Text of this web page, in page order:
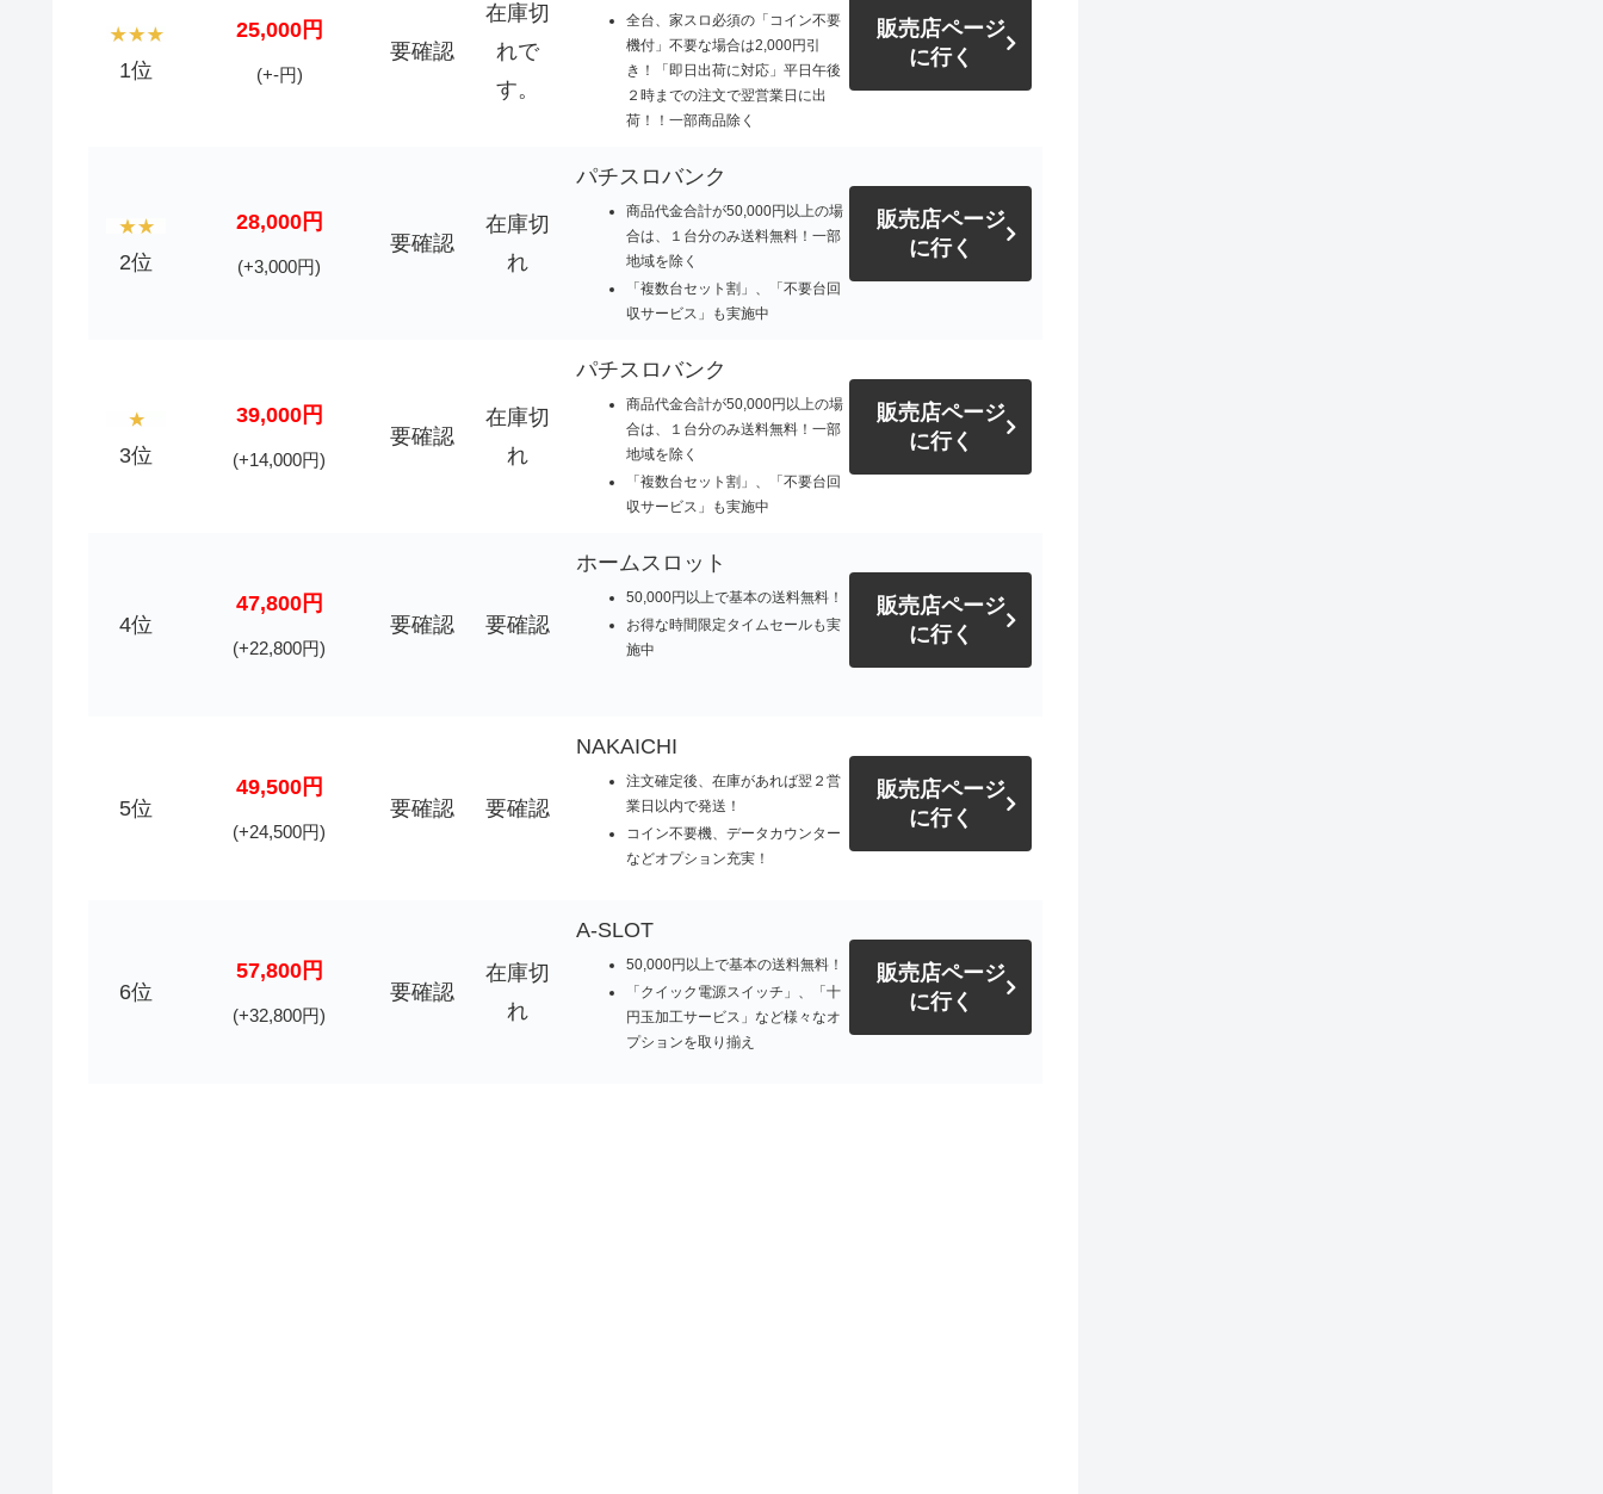
1位
25,000円
(+-円)
要確認
在庫切
れで
す。
全台、家スロ必須の「コイン不要
機付」不要な場合は2,000円引
き！「即日出荷に対応」平日午後
２時までの注文で翌営業日に出
荷！！一部商品除く
販売店ページ
に行く
2位
28,000円
(+3,000円)
要確認
在庫切
れ
パチスロバンク
商品代金合計が50,000円以上の場
合は、１台分のみ送料無料！一部
地域を除く
「複数台セット割」、「不要台回
収サービス」も実施中
販売店ページ
に行く
3位
39,000円
(+14,000円)
要確認
在庫切
れ
パチスロバンク
商品代金合計が50,000円以上の場
合は、１台分のみ送料無料！一部
地域を除く
「複数台セット割」、「不要台回
収サービス」も実施中
販売店ページ
に行く
4位
47,800円
(+22,800円)
要確認 要確認
ホームスロット
50,000円以上で基本の送料無料！
お得な時間限定タイムセールも実
施中
販売店ページ
に行く
5位
49,500円
(+24,500円)
要確認 要確認
NAKAICHI
注文確定後、在庫があれば翌２営
業日以内で発送！
コイン不要機、データカウンター
などオプション充実！
販売店ページ
に行く
6位
57,800円
(+32,800円)
要確認
在庫切
れ
A-SLOT
50,000円以上で基本の送料無料！
「クイック電源スイッチ」、「十
円玉加工サービス」など様々なオ
プションを取り揃え
販売店ページ
に行く